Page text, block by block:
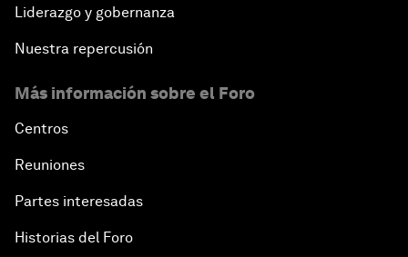
Liderazgo y gobernanza
Nuestra repercusión
Más información sobre el Foro
Centros
Reuniones
Partes interesadas
Historias del Foro